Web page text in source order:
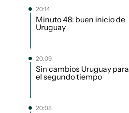
20:14
Minuto 48: buen inicio de
Uruguay
20:09
Sin cambios Uruguay para
el segundo tiempo
20:08